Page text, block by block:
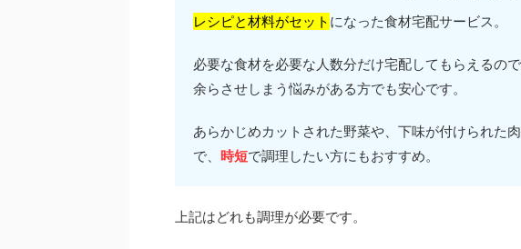
レシピと材料がセット になった食材宅配サービス。
必要な食材を必要な人数分だけ宅配してもらえるの
余らさせしまう悩みがある方でも安心です。
あらかじめカットされた野菜や、下味が付けられた
で、 時短で調理したい方にもおすすめ。
上記はどれも調理が必要です。